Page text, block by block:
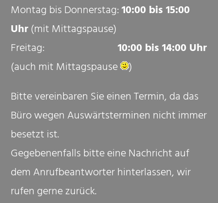
Montag bis Donnerstag:10:00 bis 15:00
Uhr(mit Mittagspause)
Freitag:10:00 bis 14:00 Uhr
(auch mit Mittagspause )
Bitte vereinbaren Sie einen Termin, da das
Büro wegen Auswärtsterminen nicht immer
besetzt ist.
Gegebenenfalls bitte eine Nachricht auf
dem Anrufbeantworter hinterlassen, wir
rufen gerne zurück.